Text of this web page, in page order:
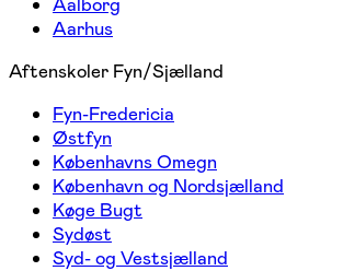
Aarhus
Aftenskoler Fyn/Sjælland
Fyn-Fredericia
Østfyn
Københavns Omegn
København og Nordsjælland
Køge Bugt
Sydøst
Syd- og Vestsjælland